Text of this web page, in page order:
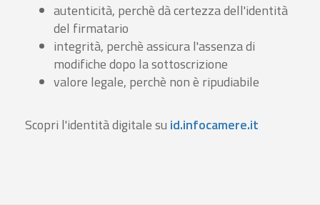
autenticità, perchè dà certezza dell'identità
del firmatario
integrità, perchè assicura l'assenza di
modifiche dopo la sottoscrizione
valore legale, perchè non è ripudiabile
Scopri l'identità digitale su id.infocamere.it